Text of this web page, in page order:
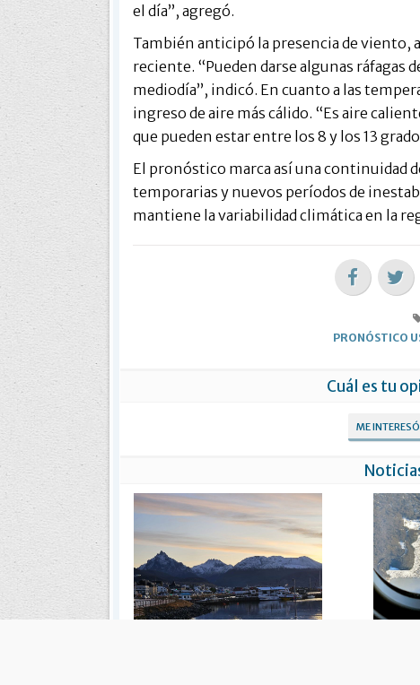
el día”, agregó.
También anticipó la presencia de
reciente. “Pueden darse algunas ráfagas
mediodía”, indicó. En cuanto a las
ingreso de aire más cálido. “Es aire
que pueden estar entre los 8 y los 13
El pronóstico marca así una continuidad
temporarias y nuevos períodos de
mantiene la variabilidad climática en la
PRONÓSTICO
Cuál es tu
ME INTERESÓ